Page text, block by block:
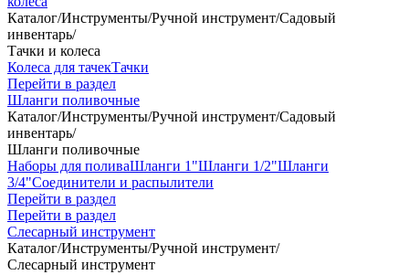
Каталог/Инструменты/Ручной инструмент/Садовый
инвентарь/
Тачки и колеса
Колеса для тачекТачки
Перейти в раздел
Шланги поливочные
Каталог/Инструменты/Ручной инструмент/Садовый
инвентарь/
Шланги поливочные
Наборы для поливаШланги 1"Шланги 1/2"Шланги
3/4"Соединители и распылители
Перейти в раздел
Перейти в раздел
Слесарный инструмент
Каталог/Инструменты/Ручной инструмент/
Слесарный инструмент